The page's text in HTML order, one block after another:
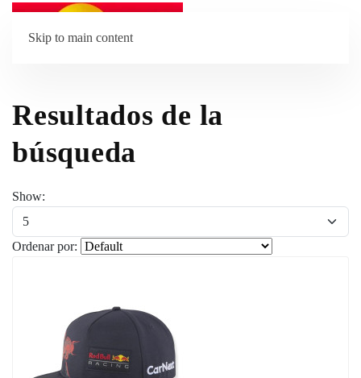
Skip to main content
Resultados de la
búsqueda
Show:
Ordenar por: